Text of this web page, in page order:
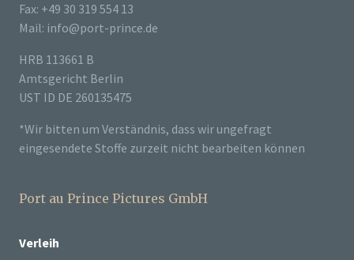
Fax: +49 30 319 554 13
Mail: info@port-prince.de
HRB 113661 B
Amtsgericht Berlin
UST ID DE 260135475
*Wir bitten um Verständnis, dass wir ungefragt
eingesendete Stoffe zurzeit nicht bearbeiten können
Port au Prince Pictures GmbH
Verleih